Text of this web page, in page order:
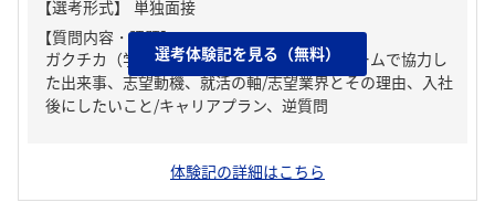
【質問内容・課題】
ガクチカ（学生時代に力を入れたこと）、チームで協力し
た出来事、志望動機、就活の軸/志望業界とその理由、入社
後にしたいこと/キャリアプラン、逆質問
選考体験記を見る（無料）
体験記の詳細はこちら